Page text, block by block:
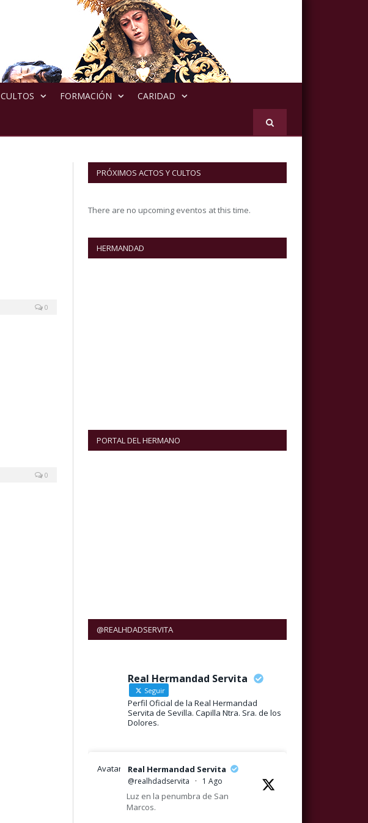
CULTOS FORMACIÓN CARIDAD
0
0
PRÓXIMOS ACTOS Y CULTOS
There are no upcoming eventos at this time.
HERMANDAD
PORTAL DEL HERMANO
@REALHDADSERVITA
Real Hermandad Servita
Seguir
Perfil Oficial de la Real Hermandad
Servita de Sevilla. Capilla Ntra. Sra. de los
Dolores.
Avatar Real Hermandad Servita
@realhdadservita · 1 Ago
Luz en la penumbra de San
Marcos.